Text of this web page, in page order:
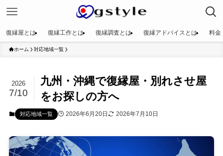
復縁屋とは 復縁工作とは 復縁調査とは 復縁アドバイスとは 料金
ホーム 対応地域一覧
九州・沖縄で復縁屋・別れさせ屋
をお探しの方へ
2026
7/10
対応地域一覧 2026年6月20日 2026年7月10日